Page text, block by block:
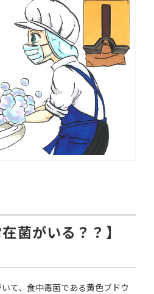
菌がいる？？】
て、食中毒菌である黄色ブドウ